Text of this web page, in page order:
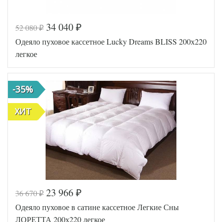
Код товара
546-863
Артикул
GG-98141
Ширина х
Длина
Сезонность
Легкое
Наполнитель
Конопля /
Лен
Ткань
Батист
Производитель
German
Grass
(Австрия)
Код товара
517-641
Артикул
AGD-Л
ДО-200
52 080₽ 34 040 ₽
Одеяло пуховое кассетное Lucky Dreams BLISS 200х220
легкое
-35%
ХИТ
36 670₽ 23 966 ₽
Одеяло пуховое в сатине кассетное Легкие Сны
ЛОРЕТТА 200х220 легкое